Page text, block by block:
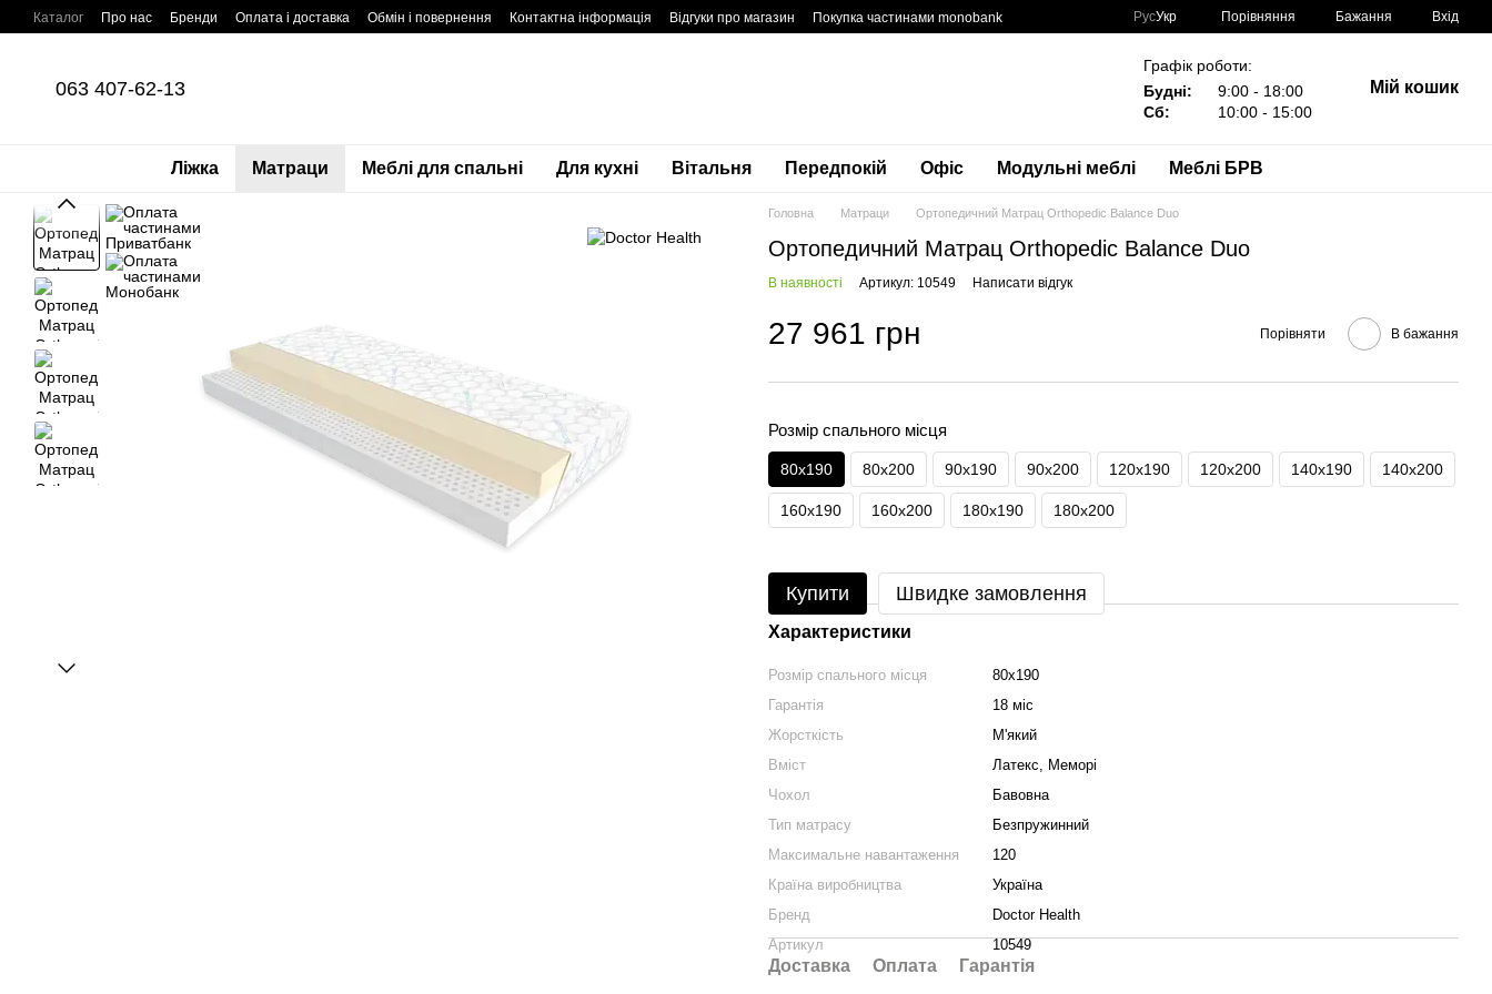
Перейти до основного контенту
Каталог Про нас Бренди Оплата і доставка Обмін і повернення Контактна інформація Відгуки про магазин
Покупка частинами monobank
РусУкр Порівняння Бажання Вхід
063 407-62-13
Графік роботи:
Будні:
9:00 - 18:00
Сб:
10:00 - 15:00
Мій кошик
Ліжка Матраци Меблі для спальні Для кухні Вітальня Передпокій Офіс Модульні меблі Меблі БРВ
Головна Матраци Ортопедичний Матрац Orthopedic Balance Duo
Ортопедичний Матрац Orthopedic Balance Duo
В наявності Артикул: 10549 Написати відгук
27 961 грн Порівняти В бажання
Розмір спального місця
80х190 80х200 90х190 90х200 120х190 120х200 140х190 140х200
160х190 160х200 180х190 180х200
Купити Швидке замовлення
Характеристики
Розмір спального місця
80х190
Гарантія
18 міс
Жорсткість
М'який
Вміст
Латекс, Меморі
Чохол
Бавовна
Тип матрасу
Безпружинний
Максимальне навантаження
120
Країна виробництва
Україна
Бренд
Doctor Health
Артикул
10549
Доставка Оплата Гарантія